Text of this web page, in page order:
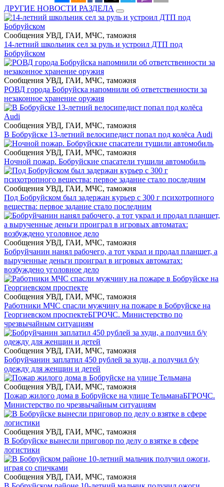
ДРУГИЕ НОВОСТИ РАЗДЕЛА
Сообщения УВД, ГАИ, МЧС, таможня
14-летний школьник сел за руль и устроил ДТП под
Бобруйском
Сообщения УВД, ГАИ, МЧС, таможня
РОВД города Бобруйска напомнили об ответственности за
незаконное хранение оружия
Сообщения УВД, ГАИ, МЧС, таможня
В Бобруйске 13-летний велосипедист попал под колёса Audi
Сообщения УВД, ГАИ, МЧС, таможня
Ночной пожар. Бобруйские спасатели тушили автомобиль
Сообщения УВД, ГАИ, МЧС, таможня
Под Бобруйском был задержан курьер с 300 г психотропного
вещества: первое задание стало последним
Сообщения УВД, ГАИ, МЧС, таможня
Бобруйчанин нанял рабочего, а тот украл и продал планшет, а
вырученные деньги проиграл в игровых автоматах:
возбуждено уголовное дело
Сообщения УВД, ГАИ, МЧС, таможня
Работники МЧС спасли мужчину на пожаре в Бобруйске на
Георгиевском проспектеБГРОЧС. Министерство по
чрезвычайным ситуациям
Сообщения УВД, ГАИ, МЧС, таможня
Бобруйчанин заплатил 450 рублей за худи, а получил б/у
одежду для женщин и детей
Сообщения УВД, ГАИ, МЧС, таможня
Пожар жилого дома в Бобруйске на улице ТельманаБГРОЧС.
Министерство по чрезвычайным ситуациям
Сообщения УВД, ГАИ, МЧС, таможня
В Бобруйске вынесли приговор по делу о взятке в сфере
логистики
Сообщения УВД, ГАИ, МЧС, таможня